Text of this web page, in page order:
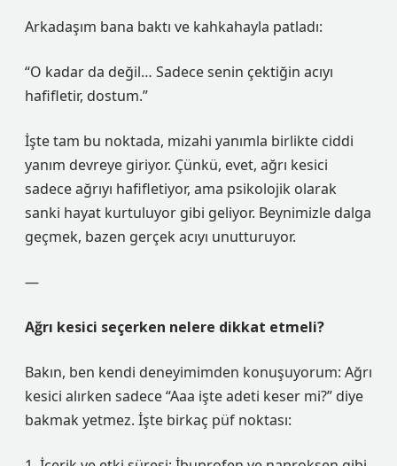
Arkadaşım bana baktı ve kahkahayla patladı:
“O kadar da değil… Sadece senin çektiğin acıyı
hafifletir, dostum.”
İşte tam bu noktada, mizahi yanımla birlikte ciddi
yanım devreye giriyor. Çünkü, evet, ağrı kesici
sadece ağrıyı hafifletiyor, ama psikolojik olarak
sanki hayat kurtuluyor gibi geliyor. Beynimizle dalga
geçmek, bazen gerçek acıyı unutturuyor.
—
Ağrı kesici seçerken nelere dikkat etmeli?
Bakın, ben kendi deneyimimden konuşuyorum: Ağrı
kesici alırken sadece “Aaa işte adeti keser mi?” diye
bakmak yetmez. İşte birkaç püf noktası: